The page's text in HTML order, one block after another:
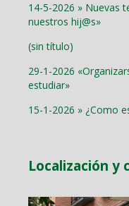
14-5-2026 » Nuevas
nuestros hij@s»
(sin título)
29-1-2026
estudiar»
15-1-2026 » ¿Como
Localización y